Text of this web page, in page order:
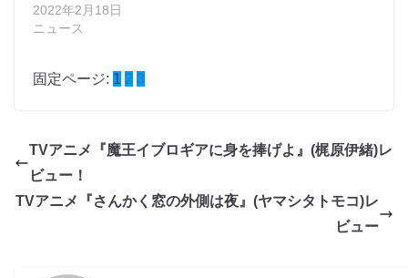
2022年2月18日
ニュース
固定ページ: 1 2 3
TVアニメ『魔王イブロギアに身を捧げよ』(梶原伊緒)レ
ビュー！
TVアニメ『さんかく窓の外側は夜』(ヤマシタトモコ)レ
ビュー